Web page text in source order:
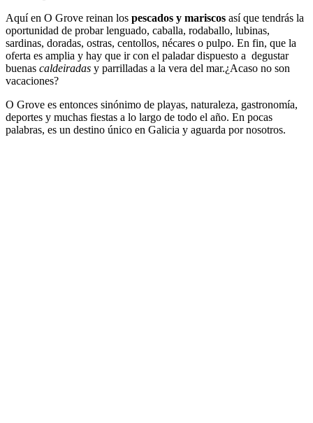
Aquí en O Grove reinan los pescados y mariscos así que tendrás la
oportunidad de probar lenguado, caballa, rodaballo, lubinas,
sardinas, doradas, ostras, centollos, nécares o pulpo. En fin, que la
oferta es amplia y hay que ir con el paladar dispuesto a degustar
buenas caldeiradas y parrilladas a la vera del mar.¿Acaso no son
vacaciones?
O Grove es entonces sinónimo de playas, naturaleza, gastronomía,
deportes y muchas fiestas a lo largo de todo el año. En pocas
palabras, es un destino único en Galicia y aguarda por nosotros.